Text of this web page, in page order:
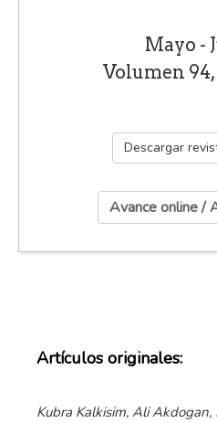
Mayo -
Volumen
Descargar
Avance online /
Artículos originales:
Kubra Kalkisim, Ali